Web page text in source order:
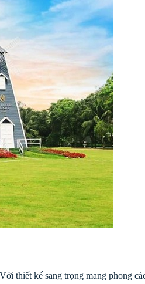
thiết kế sang trọng mang phong